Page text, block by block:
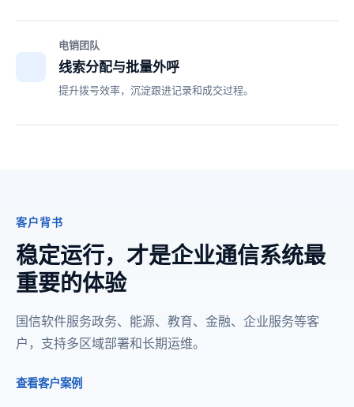
电销团队
线索分配与批量外呼
提升拨号效率，沉淀跟进记录和成交过程。
客户背书
稳定运行，才是企业通信系统最
重要的体验
国信软件服务政务、能源、教育、金融、企业服务等客
户，支持多区域部署和长期运维。
查看客户案例